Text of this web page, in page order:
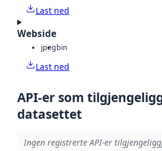
Last ned
Webside
jpegbin
Last ned
API-er som
datasettet
Ingen registrerte API-er